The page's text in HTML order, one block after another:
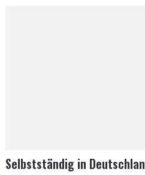
Selbstständig in